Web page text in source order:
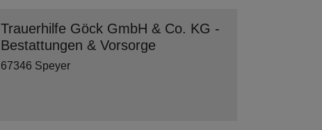
Trauerhilfe Göck GmbH & Co. KG -
Bestattungen & Vorsorge
67346 Speyer